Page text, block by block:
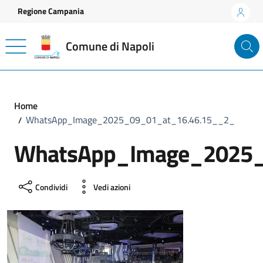
Vai ai contenuti
Vai al footer
Regione Campania
Comune di Napoli
Home
WhatsApp_Image_2025_09_01_at_16.46.15__2_
Condividi Vedi azioni